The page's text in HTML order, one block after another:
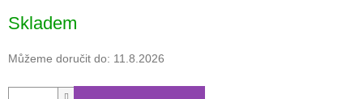
cena:
Skladem
Můžeme doručit do: 11.8.2026